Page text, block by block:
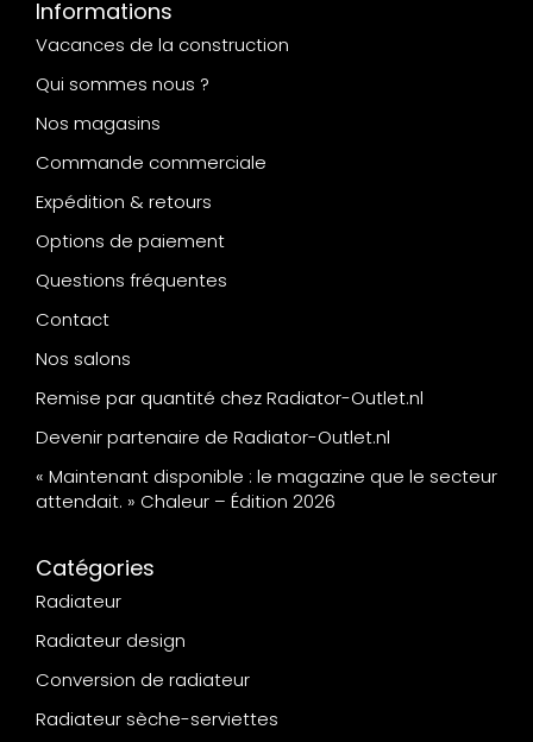
Informations
Vacances de la construction
Qui sommes nous ?
Nos magasins
Commande commerciale
Expédition & retours
Options de paiement
Questions fréquentes
Contact
Nos salons
Remise par quantité chez Radiator-Outlet.nl
Devenir partenaire de Radiator-Outlet.nl
« Maintenant disponible : le magazine que le secteur
attendait. » Chaleur – Édition 2026
Catégories
Radiateur
Radiateur design
Conversion de radiateur
Radiateur sèche-serviettes